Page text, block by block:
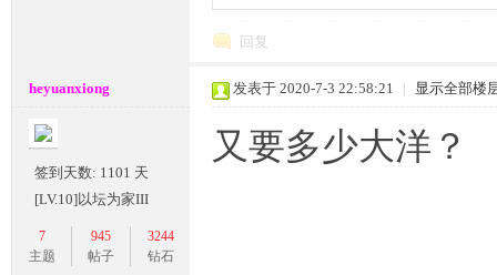
回复
heyuanxiong
签到天数: 1101 天
[LV.10]以坛为家III
7
主题
945
帖子
3244
钻石
发表于 2020-7-3 22:58:21 | 显示全部楼
又要多少大洋？